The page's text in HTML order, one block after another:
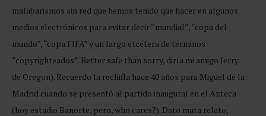
malabarismos sin red que hemos tenido que hacer en algunos
medios electrónicos para evitar decir “mundial”, “copa del
mundo”, “copa FIFA” y un largo etcétera de términos
“copyrighteados”. Better safe than sorry, diría mi amigo Jerry
de Oregon). Recuerdo la rechifla hace 40 años para Miguel de la
Madrid cuando se presentó al partido inaugural en el Azteca
(hoy estadio Banorte, pero, who cares?). Dato mata relato,